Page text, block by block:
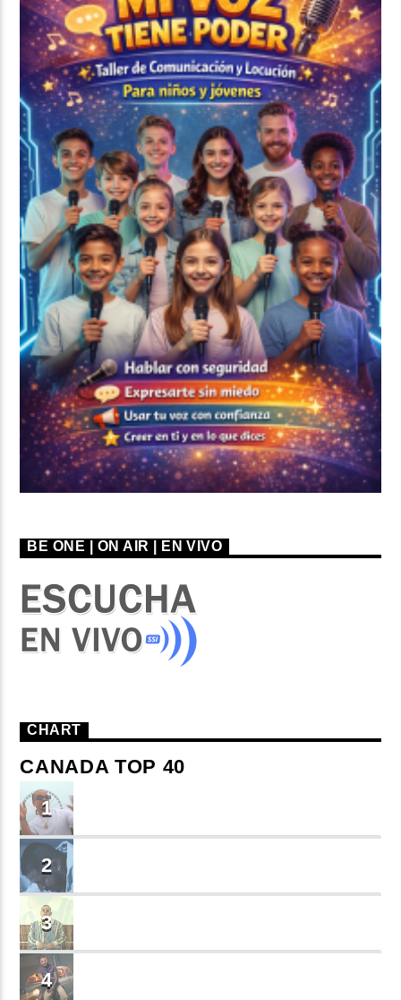
BE ONE | ON AIR | EN VIVO
CHART
CANADA TOP 40
1
2
3
4